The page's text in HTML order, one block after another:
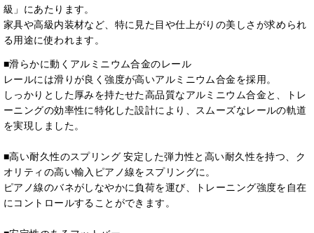
級」にあたります。
家具や高級内装材など、特に見た目や仕上がりの美しさが求められ
る用途に使われます。
■滑らかに動くアルミニウム合金のレール
レールには滑りが良く強度が高いアルミニウム合金を採用。
しっかりとした厚みを持たせた高品質なアルミニウム合金と、トレ
ーニングの効率性に特化した設計により、スムーズなレールの軌道
を実現しました。
■高い耐久性のスプリング 安定した弾力性と高い耐久性を持つ、ク
オリティの高い輸入ピアノ線をスプリングに。
ピアノ線のバネがしなやかに負荷を運び、トレーニング強度を自在
にコントロールすることができます。